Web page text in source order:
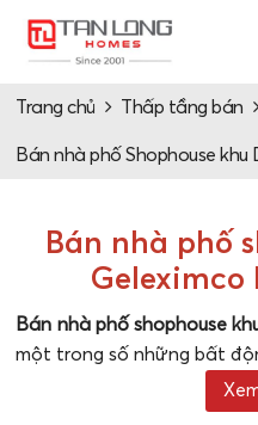
Trang chủ Thấp tầng bán
Bán nhà phố Shophouse khu
Bán nhà phố
Geleximco
Bán nhà phố shophouse
một trong số những bất
đô khi sở hữu vị trí đắc lợi,
năng đa dạng. Loại hình